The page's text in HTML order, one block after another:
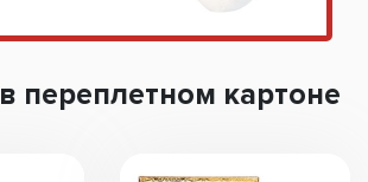
переплетном картоне